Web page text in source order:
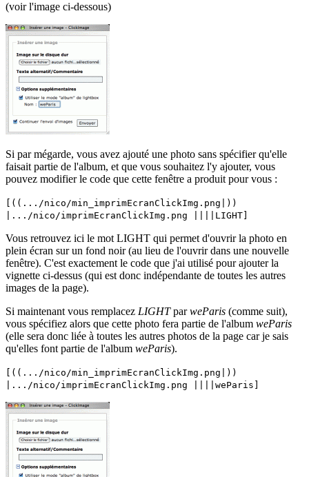
(voir l'image ci-dessous)
Si par mégarde, vous avez ajouté une photo sans spécifier qu'elle
faisait partie de l'album, et que vous souhaitez l'y ajouter, vous
pouvez modifier le code que cette fenêtre a produit pour vous :
[((.../nico/min_imprimEcranClickImg.png|))
|.../nico/imprimEcranClickImg.png ||||LIGHT]
Vous retrouvez ici le mot LIGHT qui permet d'ouvrir la photo en
plein écran sur un fond noir (au lieu de l'ouvrir dans une nouvelle
fenêtre). C'est exactement le code que j'ai utilisé pour ajouter la
vignette ci-dessus (qui est donc indépendante de toutes les autres
images de la page).
Si maintenant vous remplacez LIGHTparweParis (comme suit),
vous spécifiez alors que cette photo fera partie de l'album weParis
(elle sera donc liée à toutes les autres photos de la page car je sais
qu'elles font partie de l'album weParis).
[((.../nico/min_imprimEcranClickImg.png|))
|.../nico/imprimEcranClickImg.png ||||weParis]